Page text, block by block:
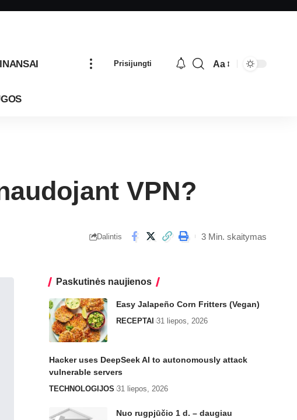
Prisijungti Aa
VPN?
Dalintis 3 Min. skaitymas
Paskutinės naujienos
Easy Jalapeño Corn Fritters (Vegan)
RECEPTAI 31 liepos, 2026
Hacker uses DeepSeek AI to autonomously attack
vulnerable servers
TECHNOLOGIJOS 31 liepos, 2026
Nuo rugpjūčio 1 d. – daugiau